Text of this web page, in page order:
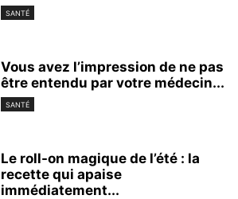
SANTÉ
Vous avez l’impression de ne pas
être entendu par votre médecin...
SANTÉ
Le roll-on magique de l’été : la
recette qui apaise
immédiatement...